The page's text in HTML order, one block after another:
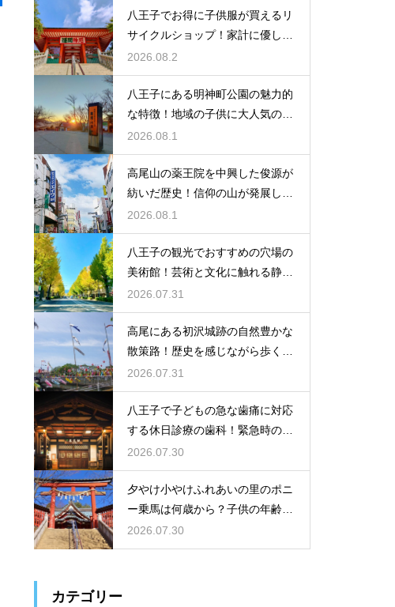
八王子でお得に子供服が買えるリ
サイクルショップ！家計に優しい
お店特集
2026.08.2
八王子にある明神町公園の魅力的
な特徴！地域の子供に大人気の遊
び場紹介
2026.08.1
高尾山の薬王院を中興した俊源が
紡いだ歴史！信仰の山が発展した
理由とは
2026.08.1
八王子の観光でおすすめの穴場の
美術館！芸術と文化に触れる静か
なひと時
2026.07.31
高尾にある初沢城跡の自然豊かな
散策路！歴史を感じながら歩くハ
イキング
2026.07.31
八王子で子どもの急な歯痛に対応
する休日診療の歯科！緊急時の強
い味方
2026.07.30
夕やけ小やけふれあいの里のポニ
ー乗馬は何歳から？子供の年齢と
利用条件
2026.07.30
カテゴリー